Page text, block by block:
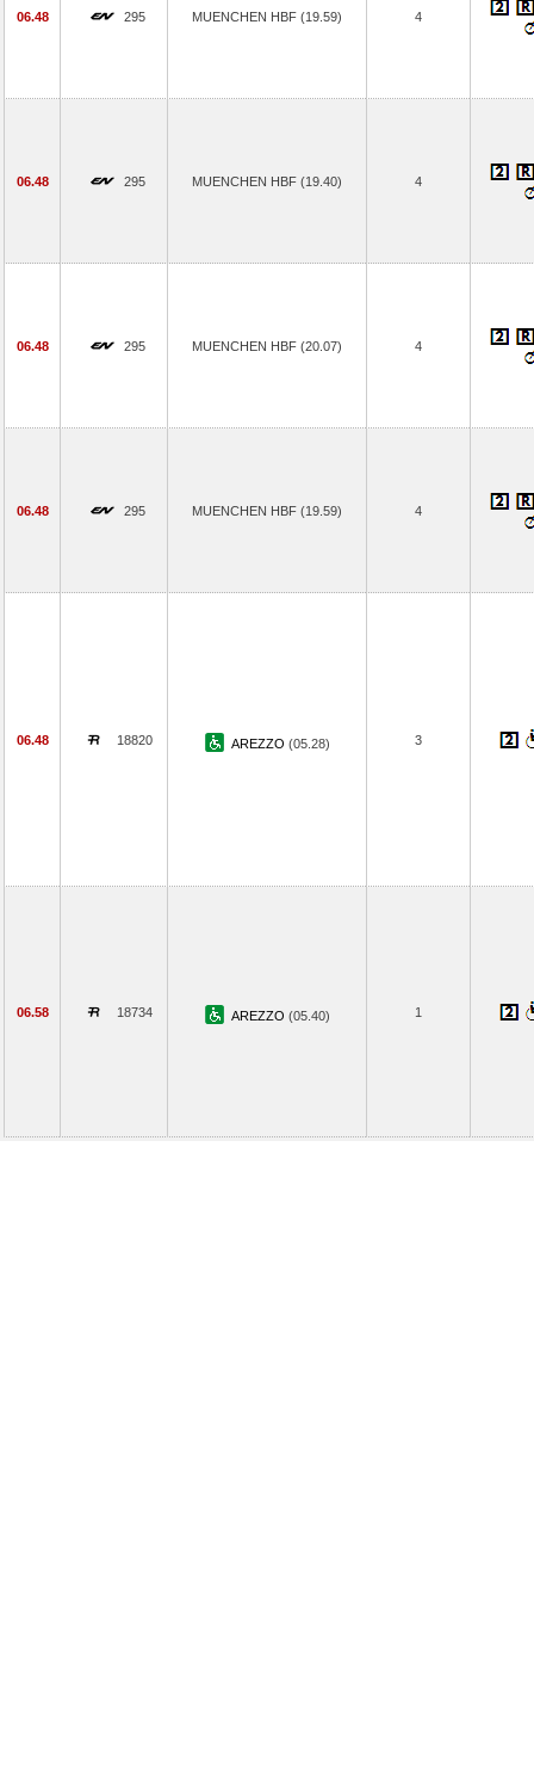
06.48 295 MUENCHEN HBF (19.59) 4
06.48 295 MUENCHEN HBF (19.40) 4
06.48 295 MUENCHEN HBF (20.07) 4
06.48 295 MUENCHEN HBF (19.59) 4
06.48 18820 AREZZO (05.28) 3
06.58 18734 AREZZO (05.40) 1